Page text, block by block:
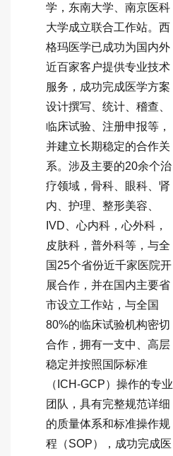
学，东南大学、南京医科
大学成立联合工作站。西
格玛医学已成功为国内外
近百家客户提供专业技术
服务，成功完成医学方案
设计撰写、统计、稽查、
临床试验、注册申报等，
并建立长期稳定的合作关
系。涉及主要的20余个治
疗领域，骨科、眼科、肾
内、护理、整形美容、
IVD、心内科，心外科，
皮肤科，普外科等，与全
国25个省份近千家医院开
展合作，并在国内主要省
市设立工作站，与全国
80%的临床试验机构密切
合作，拥有一支中、高层
稳定并按照国际标准
（ICH-GCP）操作的专业
团队，具有完整规范详细
的质量体系和标准操作规
程（SOP），成功完成医